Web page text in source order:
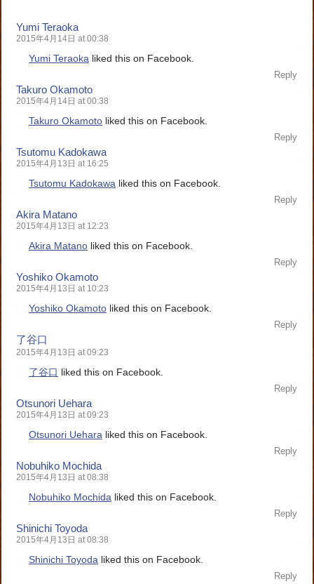
Yumi Teraoka
2015年4月14日 at 00:38
Yumi Teraoka liked this on Facebook.
Reply
Takuro Okamoto
2015年4月14日 at 00:38
Takuro Okamoto liked this on Facebook.
Reply
Tsutomu Kadokawa
2015年4月13日 at 16:25
Tsutomu Kadokawa liked this on Facebook.
Reply
Akira Matano
2015年4月13日 at 12:23
Akira Matano liked this on Facebook.
Reply
Yoshiko Okamoto
2015年4月13日 at 10:23
Yoshiko Okamoto liked this on Facebook.
Reply
了谷口
2015年4月13日 at 09:23
了谷口 liked this on Facebook.
Reply
Otsunori Uehara
2015年4月13日 at 09:23
Otsunori Uehara liked this on Facebook.
Reply
Nobuhiko Mochida
2015年4月13日 at 08:38
Nobuhiko Mochida liked this on Facebook.
Reply
Shinichi Toyoda
2015年4月13日 at 08:38
Shinichi Toyoda liked this on Facebook.
Reply